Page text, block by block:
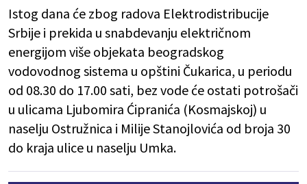
Istog dana će zbog radova Elektrodistribucije
Srbije i prekida u snabdevanju električnom
energijom više objekata beogradskog
vodovodnog sistema u opštini Čukarica, u periodu
od 08.30 do 17.00 sati, bez vode će ostati potrošači
u ulicama Ljubomira Ćipranića (Kosmajskoj) u
naselju Ostružnica i Milije Stanojlovića od broja 30
do kraja ulice u naselju Umka.